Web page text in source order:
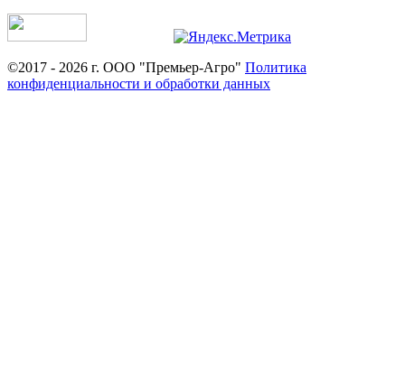
©2017 - 2026 г. ООО "Премьер-Агро" Политика
конфиденциальности и обработки данных